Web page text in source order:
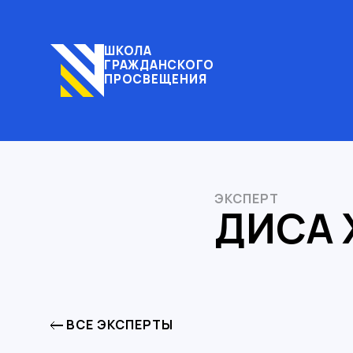
ШКОЛА
ГРАЖДАНСКОГО
ПРОСВЕЩЕНИЯ
ЭКСПЕРТ
ДИСА
ВСЕ ЭКСПЕРТЫ